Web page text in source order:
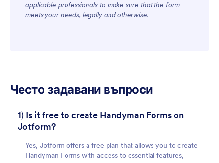
applicable professionals to make sure that the form
meets your needs, legally and otherwise.
Често задавани въпроси
- 1) Is it free to create Handyman Forms on
Jotform?
Yes, Jotform offers a free plan that allows you to create
Handyman Forms with access to essential features,